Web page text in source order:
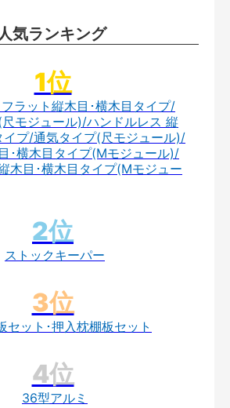
気ランキング
ラット縦木目･横木目タイプ/
モジュール)/ハンドルレス 縦
イプ/通気タイプ(尺モジュール)/
･横木目タイプ(Mモジュール)/
木目･横木目タイプ(Mモジュー
ストックキーパー
セット･押入枕棚板セット
36型アルミ